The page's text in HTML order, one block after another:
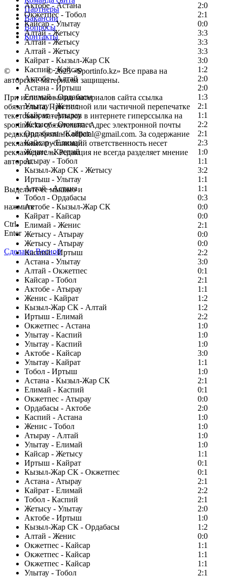
Актобе - Астана
2:0
Окжетпес - Тобол
2:1
Кайсар - Улытау
0:0
Алтай - Жетысу
3:3
Алтай - Жетысу
3:3
Алтай - Жетысу
3:3
Кайрат - Кызыл-Жар СК
3:0
Каспий - Кайсар
1:2
Актобе - Алтай
2:0
Астана - Иртыш
2:0
Елимай - Ордабасы
1:3
Улытау - Женис
2:1
Кайрат - Атырау
1:1
Жетысу - Окжетпес
2:2
Ордабасы - Кайрат
2:1
Кайсар - Елимай
2:3
Женис - Каспий
1:0
Атырау - Тобол
1:1
Кызыл-Жар СК - Жетысу
3:2
Иртыш - Улытау
1:1
Алтай - Астана
1:1
Тобол - Ордабасы
0:3
Актобе - Кызыл-Жар СК
0:0
Кайрат - Кайсар
0:0
Елимай - Женис
2:1
Жетысу - Атырау
0:0
Жетысу - Атырау
0:0
Каспий - Иртыш
2:2
Астана - Улытау
3:0
Алтай - Окжетпес
0:1
Кайсар - Тобол
2:1
Актобе - Атырау
1:1
Женис - Кайрат
1:2
Кызыл-Жар СК - Алтай
1:2
Иртыш - Елимай
2:2
Окжетпес - Астана
1:0
Улытау - Каспий
1:0
Улытау - Каспий
1:0
Актобе - Кайсар
3:0
Улытау - Кайрат
1:1
Тобол - Иртыш
1:0
Астана - Кызыл-Жар СК
2:1
Елимай - Каспий
0:1
Окжетпес - Атырау
0:0
Ордабасы - Актобе
2:0
Каспий - Астана
1:0
Женис - Тобол
1:0
Атырау - Алтай
1:0
Улытау - Елимай
1:0
Кайсар - Жетысу
1:1
Иртыш - Кайрат
0:1
Кызыл-Жар СК - Окжетпес
0:1
Астана - Атырау
2:1
Кайрат - Елимай
2:2
Тобол - Каспий
2:1
Жетысу - Улытау
2:0
Актобе - Иртыш
1:0
Кызыл-Жар СК - Ордабасы
1:2
Алтай - Женис
0:0
Окжетпес - Кайсар
1:1
Окжетпес - Кайсар
1:1
Окжетпес - Кайсар
1:1
Улытау - Тобол
2:1
Партнеры
Вакансии
Вопросы
Контакты
© Copyright© 2025 «Sportinfo.kz» Все права на
авторские материалы защищены.
При использовании материалов сайта ссылка
обязательна. При полной или частичной перепечатке
текстовых материалов в интернете гиперссылка на
sportinfo.kz обязательна. Адрес электронной почты
редакции: sportinfo.official@gmail.com. За содержание
рекламных публикаций ответственность несет
рекламодатель. Редакция не всегда разделяет мнение
авторов.
Заметили ошибку в тексте?
Выделите ее мышью и
нажмите
Ctrl
Enter
Сделано Весной